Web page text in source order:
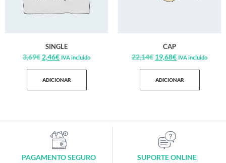
SINGLE
3,69€ 2,46€ IVA incluido
ADICIONAR
CAP
22,14€ 19,68€ IVA incluido
ADICIONAR
PAGAMENTO SEGURO SUPORTE ONLINE